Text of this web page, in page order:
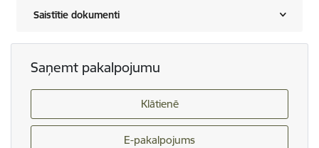
Saistītie dokumenti
Saņemt pakalpojumu
Klātienē
E-pakalpojums